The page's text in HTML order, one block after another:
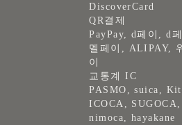
DiscoverCard
QR결제
PayPay, d페이, d
멜페이, ALIPAY,
이
교통계 IC
PASMO, suica,
ICOCA, SUGOCA,
nimoca, hayakane